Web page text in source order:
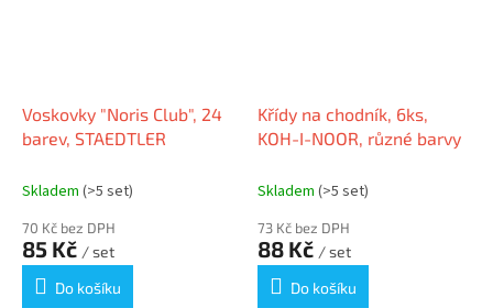
Voskovky "Noris Club", 24
barev, STAEDTLER
Skladem (>5 set)
70 Kč bez DPH
85 Kč / set
Do košíku
Křídy na chodník, 6ks,
KOH-I-NOOR, různé barvy
Skladem (>5 set)
73 Kč bez DPH
88 Kč / set
Do košíku